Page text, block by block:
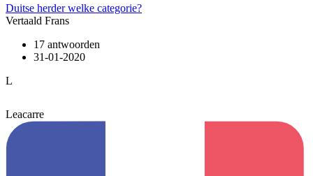
Duitse herder welke categorie?
Vertaald Frans
17 antwoorden
31-01-2020
L
Leacarre